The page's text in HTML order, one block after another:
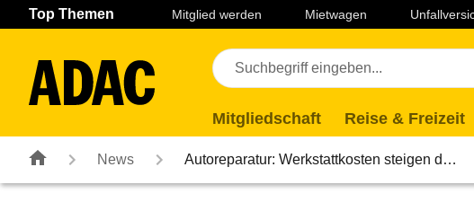
Navigation Seiteninhalt Fußzeile
Top Themen Mitglied werden Mietwagen
Mitgliedschaft Reise & Freizeit
News Autoreparatur: Werkstattkosten steigen d…